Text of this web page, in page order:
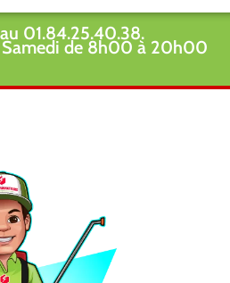
01.84.25.40.38.
de 8h00 à 20h00